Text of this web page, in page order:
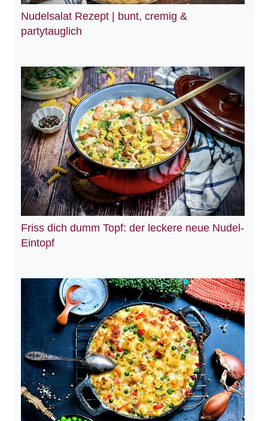
Nudelsalat Rezept | bunt, cremig &
partytauglich
Friss dich dumm Topf: der leckere neue Nudel-
Eintopf